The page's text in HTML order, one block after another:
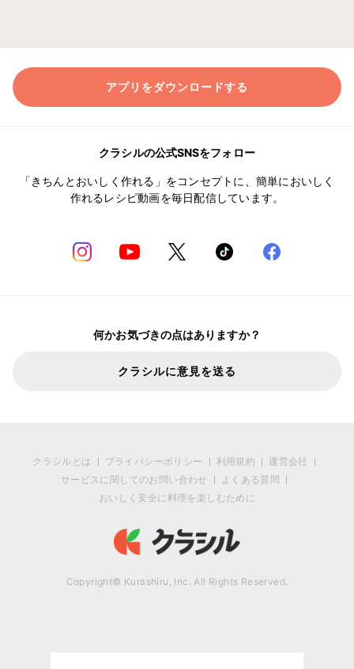
アプリをダウンロードする
クラシルの公式SNSをフォロー
「きちんとおいしく作れる」をコンセプトに、簡単においしく
作れるレシピ動画を毎日配信しています。
何かお気づきの点はありますか？
クラシルに意見を送る
クラシルとは プライバシーポリシー 利用規約
運営会社
サービスに関してのお問い合わせ
よくある質問
おいしく安全に料理を楽しむために
Copyright© Kurashiru, Inc. All Rights Reserved.